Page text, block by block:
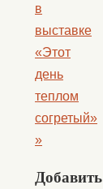
в
выставке
«Этот
день
теплом
согретый»
»
Добавить